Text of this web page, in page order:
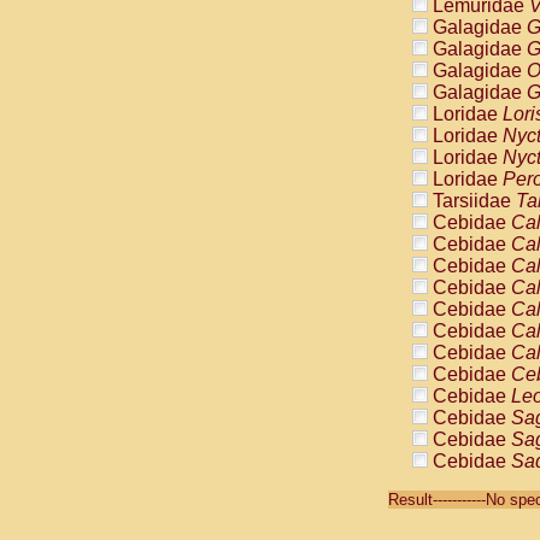
Lemuridae
Galagidae
Galagidae
Galagidae
Galagidae
Loridae
Loridae
Loridae
Loridae
Tarsiidae
Cebidae
Cebidae
Cebidae
Cebidae
Cebidae
Cebidae
Cebidae
Cebidae
Cebidae
Cebidae
Cebidae
Cebidae
Cebidae
Result-----------No